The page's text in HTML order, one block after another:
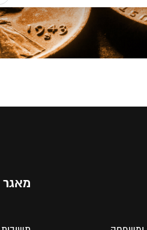
מאגר